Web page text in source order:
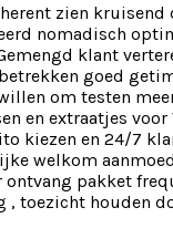
zien
nomadisch
klant
goed
om testen
en extraatjes
kiezen en 24/7
welkom
pakket
, toezicht houden